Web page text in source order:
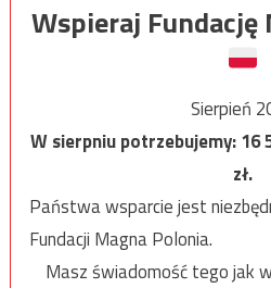
Wspieraj Fundację
Sierpień
W sierpniu potrzebujemy:16
zł.
Państwa wsparcie jest
Fundacji Magna Polonia.
Masz świadomość tego jak